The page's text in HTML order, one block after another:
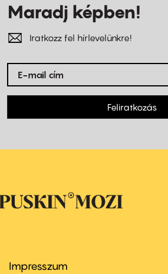
Maradj képben!
Iratkozz fel hírlevelünkre!
Feliratkozás
Footer
Impresszum